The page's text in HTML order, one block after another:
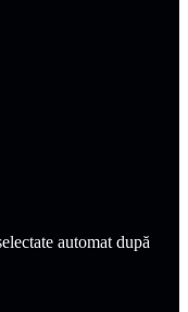
automat după